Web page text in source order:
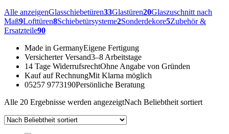
Alle anzeigenGlasschiebetüren33Glastüren20Glaszuschnitt nach
Maß9Lofttüren8Schiebetürsysteme2Sonderdekore5Zubehör &
Ersatzteile90
Made in GermanyEigene Fertigung
Versicherter Versand3–8 Arbeitstage
14 Tage WiderrufsrechtOhne Angabe von Gründen
Kauf auf RechnungMit Klarna möglich
05257 9773190Persönliche Beratung
Alle 20 Ergebnisse werden angezeigtNach Beliebtheit sortiert